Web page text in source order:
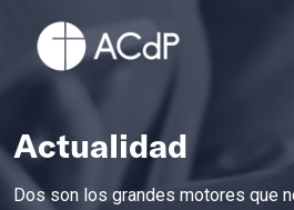
Actualidad
Dos son los grandes motores que